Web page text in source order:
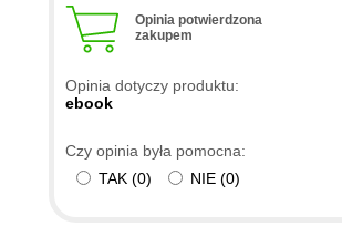
Opinia potwierdzona
zakupem
Opinia dotyczy produktu:
ebook
Czy opinia była pomocna:
TAK (0) NIE (0)